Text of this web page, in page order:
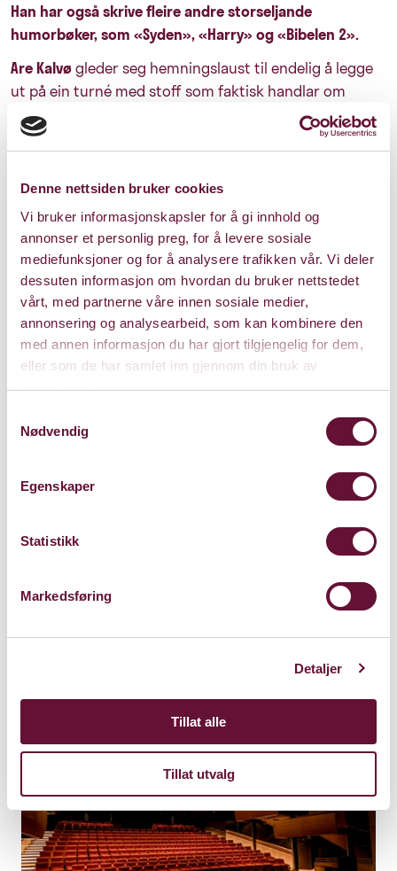
Denne nettsiden bruker cookies
Vi bruker informasjonskapsler for å gi innhold og
annonser et personlig preg, for å levere sosiale
mediefunksjoner og for å analysere trafikken vår. Vi deler
dessuten informasjon om hvordan du bruker nettstedet
vårt, med partnerne våre innen sosiale medier,
annonsering og analysearbeid, som kan kombinere den
med annen informasjon du har gjort tilgjengelig for dem,
eller som de har samlet inn gjennom din bruk av
tjenestene deres.
Nødvendig
Egenskaper
Statistikk
Markedsføring
Detaljer
Tillat alle
Tillat utvalg
Han har også skrive fleire andre storseljande
humorbøker, som «Syden», «Harry» og «Bibelen 2».
Are Kalvøgleder seg hemningslaust til endelig å legge
ut på ein turné med stoff som faktisk handlar om
absolutt alle plassane han er innom på turneen.
Mer informasjon
Lenker
Pris: 0 - 485
Kl. 19:00